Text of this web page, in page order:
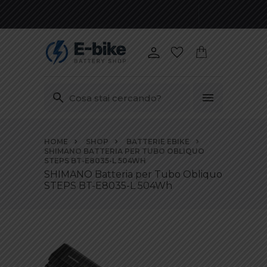
contenuti
HOME SHOP
BATTERIE EBIKE
SHIMANO BATTERIA PER TUBO OBLIQUO
STEPS BT-E8035-L 504WH
SHIMANO Batteria per Tubo Obliquo
STEPS BT-E8035-L 504Wh